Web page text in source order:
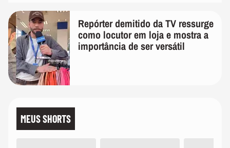
Repórter demitido da TV ressurge
como locutor em loja e mostra a
importância de ser versátil
MEUS SHORTS